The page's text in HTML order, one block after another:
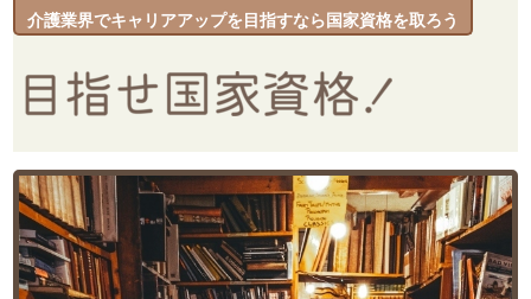
介護業界でキャリアアップを目指すなら国家資格を取ろう